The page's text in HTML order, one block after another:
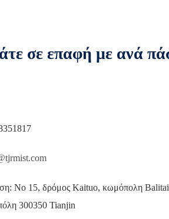
σε επαφή με ανά
Νο 15, δρόμος Kaituo, κωμόπολη
300350 Tianjin